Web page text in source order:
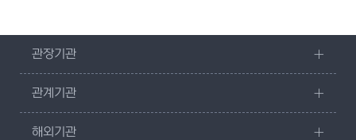
관장기관
관계기관
해외기관